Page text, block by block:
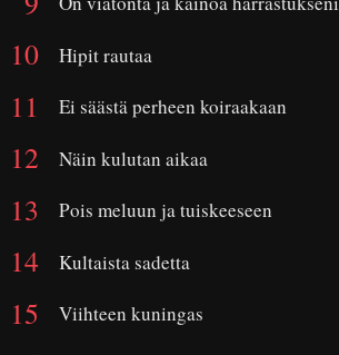
Hipit rautaa
Ei säästä perheen koiraakaan
Näin kulutan aikaa
Pois meluun ja tuiskeeseen
Kultaista sadetta
Viihteen kuningas